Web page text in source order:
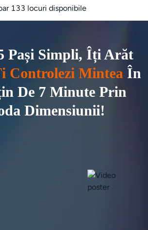
133 locuri disponibile
Pași Simpli, Îți Arăt
Controlezi Mintea În
De 7 Minute Prin
Dimensiunii!